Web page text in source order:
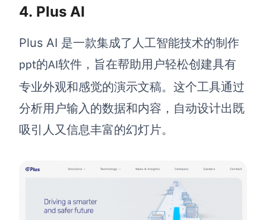
4. Plus AI
Plus AI 是一款集成了人工智能技术的制作
ppt的AI软件 ，旨在帮助用户轻松创建具有
专业外观和感觉的演示文稿。这个工具通过
分析用户输入的数据和内容，自动设计出既
吸引人又信息丰富的幻灯片。